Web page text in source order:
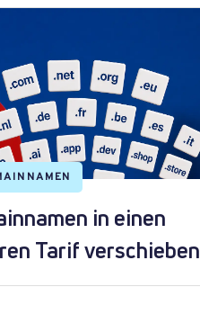
in einen
Tarif verschieben